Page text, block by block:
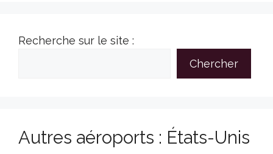
Recherche sur le site :
Chercher
Autres aéroports : États-Unis